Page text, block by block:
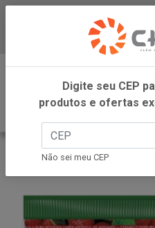
INÍCIO
DORI - ATACADO
Digite seu CEP
produtos e ofertas
Não sei meu CEP